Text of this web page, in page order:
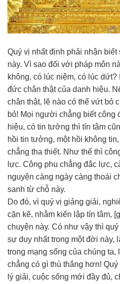
Quý vị nhất định phải nhận
này. Vì sao đối với pháp môn
không, có lúc niệm, có lúc
đức chân thật của danh hiệu.
chân thật, lẽ nào có thể vứt bỏ
bỏ! Mọi người chẳng biết công
hiệu, có tin tưởng thì tín tâm
hồi tin tưởng, một hồi không
chẳng tha thiết. Như thế thì
lực. Công phu chẳng đắc lực,
nguyện càng ngày càng thoái
sanh từ chỗ này.
Do đó, vì quý vị giảng giải,
cặn kẽ, nhằm kiến lập tín tâm,
chuyện này. Có như vậy thì
sự duy nhất trong một đời này,
trong mạng sống của chúng ta,
chẳng có gì thù thắng hơn!
lý giải, cuộc sống mới đầy đủ,